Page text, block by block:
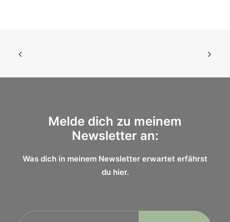
Melde dich zu meinem
Newsletter an:
Was dich in meinem Newsletter erwartet erfährst
du hier.